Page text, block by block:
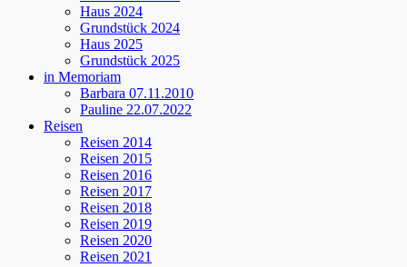
Haus 2024
Grundstück 2024
Haus 2025
Grundstück 2025
in Memoriam
Barbara 07.11.2010
Pauline 22.07.2022
Reisen
Reisen 2014
Reisen 2015
Reisen 2016
Reisen 2017
Reisen 2018
Reisen 2019
Reisen 2020
Reisen 2021